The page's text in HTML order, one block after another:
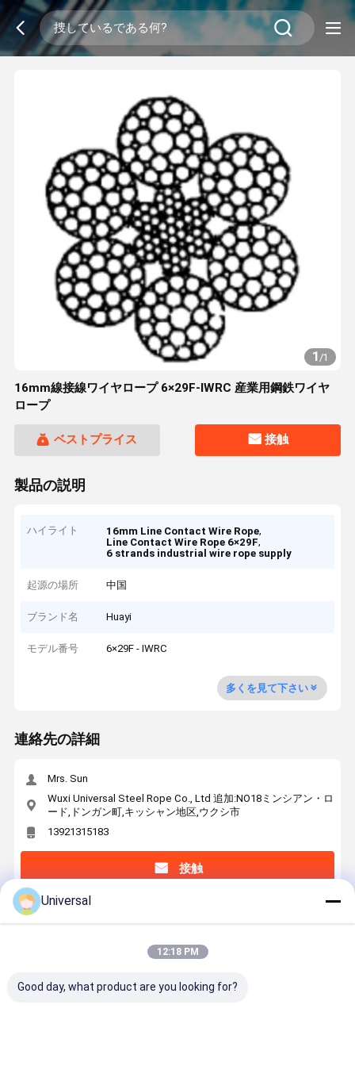
1/1
16mm線接線ワイヤロープ 6×29F-IWRC 産業用鋼鉄ワイヤ
ロープ
ベストプライス 接触
製品の説明
ハイライト 16mm Line Contact Wire Rope,
Line Contact Wire Rope 6×29F,
6 strands industrial wire rope supply
起源の場所 中国
ブランド名 Huayi
モデル番号 6×29F - IWRC
多くを見て下さい
連絡先の詳細
Mrs. Sun
Wuxi Universal Steel Rope Co., Ltd 追加:NO18ミンシアン・ロ
ード,ドンガン町,キッシャン地区,ウクシ市
13921315183
接触
最高の価格で
Universal
12:18 PM
Good day, what product are you looking for?